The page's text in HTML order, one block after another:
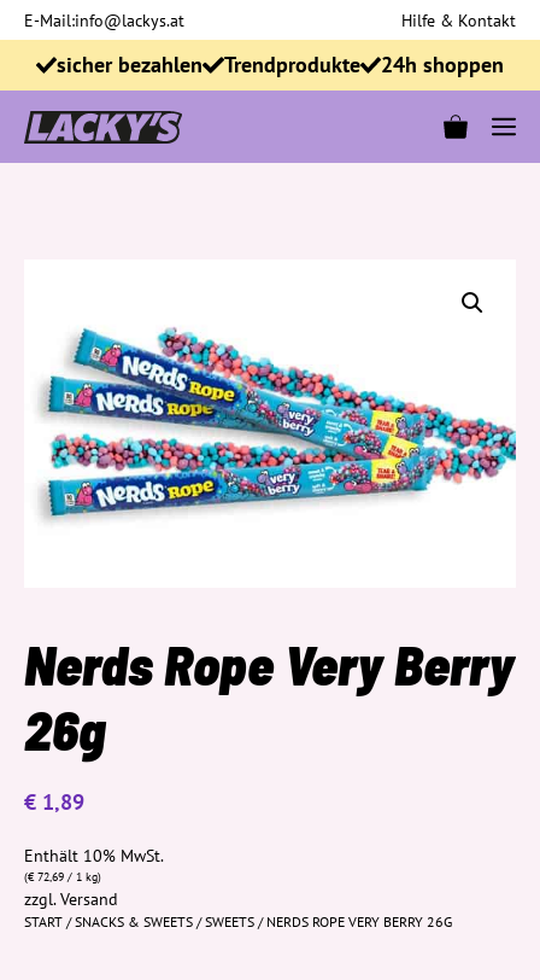
Zum
Inhalt
springen
E-Mail:info@lackys.at Hilfe & Kontakt
sicher bezahlen Trendprodukte 24h shoppen
Nerds Rope Very Berry
26g
€ 1,89
Enthält 10% MwSt.
(€72,69 / 1 kg)
zzgl.Versand
START /SNACKS & SWEETS /SWEETS / NERDS ROPE VERY BERRY 26G